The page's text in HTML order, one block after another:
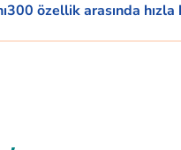
özellik arasında hızla